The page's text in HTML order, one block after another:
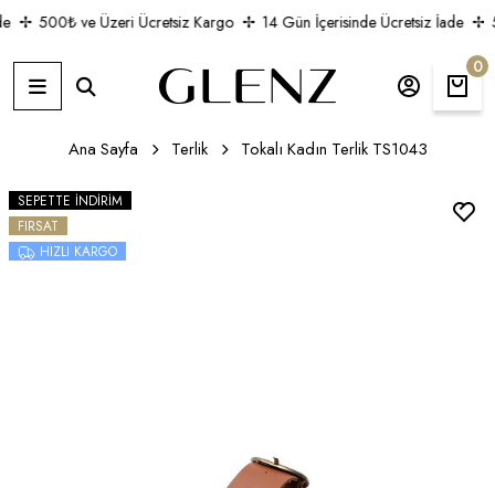
500₺ ve Üzeri Ücretsiz Kargo 14 Gün İçerisinde Ücretsiz İade
0
Ana Sayfa Terlik Tokalı Kadın Terlik TS1043
SEPETTE İNDIRIM
FIRSAT
HIZLI KARGO